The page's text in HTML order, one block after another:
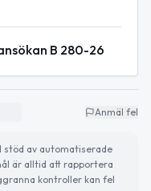
B 280-26
Anmäl fel
stöd av automatiserade
är alltid att rapportera
kontroller kan fel